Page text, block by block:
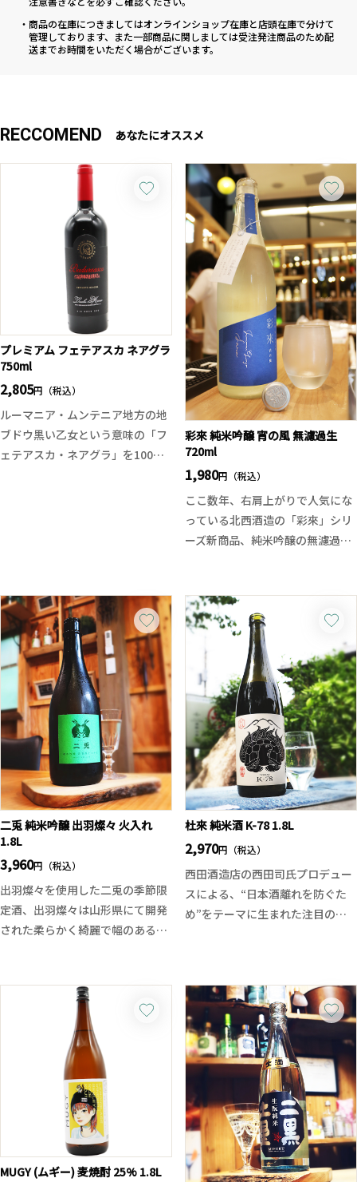
・商品の在庫につきましてはオンラインショップ在庫と店頭在庫で分けて
管理しております、また一部商品に関しましては受注発注商品のため配
送までお時間をいただく場合がございます。
RECCOMEND あなたにオススメ
プレミアム フェテアスカ ネアグラ
750ml
2,805円（税込）
ルーマニア・ムンテニア地方の地
ブドウ黒い乙女という意味の「フ
ェテアスカ・ネアグラ」を100％
強さを兼ね備えた濃厚な赤ワイン
に仕上げています。
3000年のワイン文化を現代に受け
継ぐ、デアル・マーレ地方最大級
のワイナリー「ヴィル・ブドゥレ
アスカ」が造る、プレミアムな1
本。飲みごたえがありながらも重
すぎず、バランスの良さが際立ち
彩來 純米吟醸 宵の風 無濾過生
720ml
1,980円（税込）
ここ数年、右肩上がりで人気にな
っている北西酒造の「彩來」シリ
ーズ新商品、純米吟醸の無濾過生
るならば、今回の無濾過生原酒は
勢いのある鮮やかさと可愛らしさ
のある酒質。開けたてにはフレッ
シュなガス感があり、エレガント
な吟醸香。一口目からピチピチと
した微発泡感と米のジューシーな
旨甘味が広がり、輝くような酸が
全体を綺麗にフェードアウトさせ
ていきます。
※お一人様一回のご注文につき1
本のみの販売となっております。
ご了承ください。
一回のご注文とは、ご注文頂き商
品がお客様の手元に届くまでを一
回とさせて頂いております。
二兎 純米吟醸 出羽燦々 火入れ
1.8L
3,960円（税込）
出羽燦々を使用した二兎の季節限
定酒、出羽燦々は山形県にて開発
された柔らかく綺麗で幅のある酒
とキレ、透明感と余韻、絶妙なバ
ランスに仕上がっております。華
やかな香りと濃醇な旨味、出羽
燦々の魅力が引き出されていま
す、後からの上品なビターも素晴
らしい。生酒と違い火入れになっ
た事でよりバランスの取れた酒質
に仕上がっており、二兎でしか味
わえない重厚感とエレガントな余
韻を是非ご堪能ください！
杜來 純米酒 K-78 1.8L
2,970円（税込）
西田酒造店の西田司氏プロデュー
スによる、“日本酒離れを防ぐた
め”をテーマに生まれた注目の純
な甘み、綺麗な酸が調和した親し
みやすい味わいに仕上がっていま
す。低精白とは思えない雑味の少
なさと、軽快な飲み口は見事。
使用酵母には青森県開発酵母「ま
ほろば吟」を採用。ほんのりフル
ーティーな香りと、飲み飽きしな
い綺麗な旨口が魅力です。
刺身や焼き鳥、茄子の揚げびたし
など幅広い料理に寄り添い、食中
MUGY (ムギー) 麦焼酎 25% 1.8L